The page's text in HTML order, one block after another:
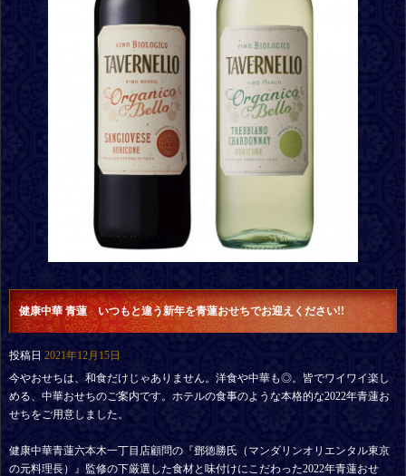
健康中華 青蓮 いつもと違う新年を青蓮おせちでお迎えください!!
投稿日 2021年12月15日
今やおせちは、和食だけじゃありません。洋食や中華も◎。皆でワイワイ楽し
める、中華おせちのご案内です。ホテルの食事のような本格的な2022年青蓮お
せちをご用意しました。
健康中華青蓮六本木一丁目店顧問の『鄧徳勝氏（マンダリンオリエンタル東京
の元料理長）』監修の下厳選した食材と味付けにこだわった2022年青蓮おせ